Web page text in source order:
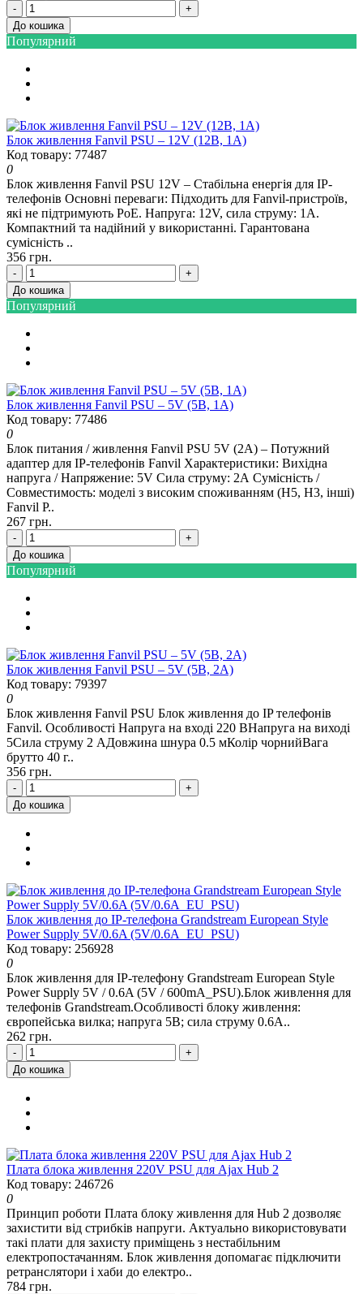
-
+
До кошика
Популярний
Блок живлення Fanvil PSU – 12V (12В, 1А)
Код товару: 77487
0
Блок живлення Fanvil PSU 12V – Стабільна енергія для IP-
телефонів Основні переваги: Підходить для Fanvil-пристроїв,
які не підтримують PoE. Напруга: 12V, сила струму: 1А.
Компактний та надійний у використанні. Гарантована
сумісність ..
356 грн.
-
+
До кошика
Популярний
Блок живлення Fanvil PSU – 5V (5В, 1А)
Код товару: 77486
0
Блок питания / живлення Fanvil PSU 5V (2А) – Потужний
адаптер для IP-телефонів Fanvil Характеристики: Вихідна
напруга / Напряжение: 5V Сила струму: 2А Сумісність /
Совместимость: моделі з високим споживанням (H5, H3, інші)
Fanvil P..
267 грн.
-
+
До кошика
Популярний
Блок живлення Fanvil PSU – 5V (5В, 2А)
Код товару: 79397
0
Блок живлення Fanvil PSU Блок живлення до IP телефонів
Fanvil. Особливості Напруга на вході 220 ВНапруга на виході
5Сила струму 2 АДовжина шнура 0.5 мКолір чорнийВага
брутто 40 г..
356 грн.
-
+
До кошика
Блок живлення до IP-телефона Grandstream European Style
Power Supply 5V/0.6A (5V/0.6A_EU_PSU)
Код товару: 256928
0
Блок живлення для IP-телефону Grandstream European Style
Power Supply 5V / 0.6A (5V / 600mA_PSU).Блок живлення для
телефонів Grandstream.Особливості блоку живлення:
європейська вилка; напруга 5В; сила струму 0.6A..
262 грн.
-
+
До кошика
Плата блока живлення 220V PSU для Ajax Hub 2
Код товару: 246726
0
Принцип роботи Плата блоку живлення для Hub 2 дозволяє
захистити від стрибків напруги. Актуально використовувати
такі плати для захисту приміщень з нестабільним
електропостачанням. Блок живлення допомагає підключити
ретранслятори і хаби до електро..
784 грн.